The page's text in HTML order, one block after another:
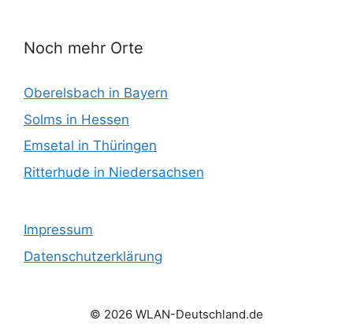
Noch mehr Orte
Oberelsbach in Bayern
Solms in Hessen
Emsetal in Thüringen
Ritterhude in Niedersachsen
Impressum
Datenschutzerklärung
© 2026 WLAN-Deutschland.de